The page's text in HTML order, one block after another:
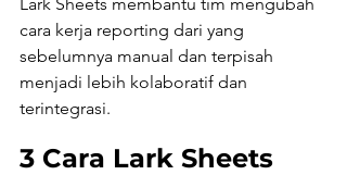
cara kerja reporting dari yang
sebelumnya manual dan terpisah
menjadi lebih kolaboratif dan
terintegrasi.
3 Cara Lark Sheets